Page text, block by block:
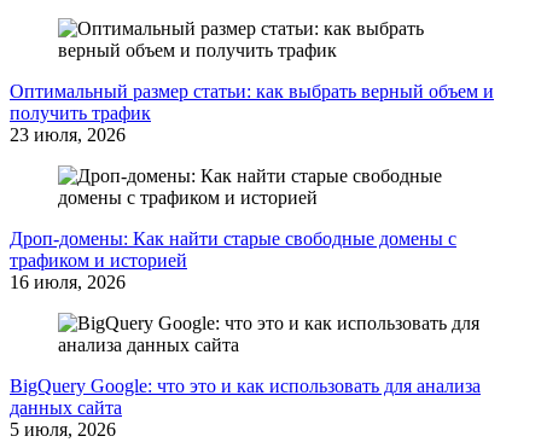
Оптимальный размер статьи: как выбрать верный объем и
получить трафик
23 июля, 2026
Дроп-домены: Как найти старые свободные домены с
трафиком и историей
16 июля, 2026
BigQuery Google: что это и как использовать для анализа
данных сайта
5 июля, 2026